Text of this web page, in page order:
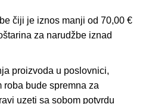
čiji je iznos manji od 70,00 €
za narudžbe iznad
proizvoda u poslovnici,
roba bude spremna za
uzeti sa sobom potvrdu